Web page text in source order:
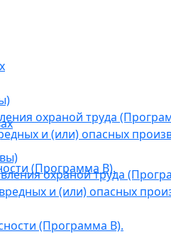
охраной труда
и (или) опасных
(Программа В).
охраной труда
и (или) опасных
(Программа В).